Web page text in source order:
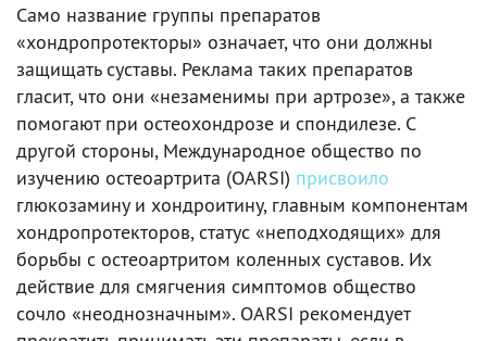
Само название группы препаратов
«хондропротекторы» означает, что они должны
защищать суставы. Реклама таких препаратов
гласит, что они «незаменимы при артрозе», а также
помогают при остеохондрозе и спондилезе. С
другой стороны, Международное общество по
изучению остеоартрита (OARSI) присвоило
глюкозамину и хондроитину, главным компонентам
хондропротекторов, статус «неподходящих» для
борьбы с остеоартритом коленных суставов. Их
действие для смягчения симптомов общество
сочло «неоднозначным». OARSI рекомендует